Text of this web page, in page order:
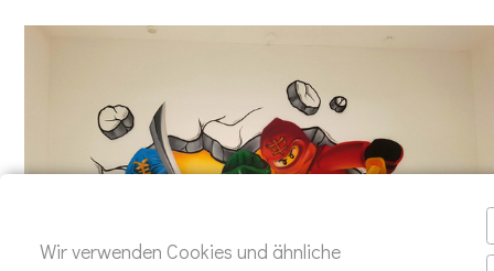
Wir verwenden Cookies und ähnliche